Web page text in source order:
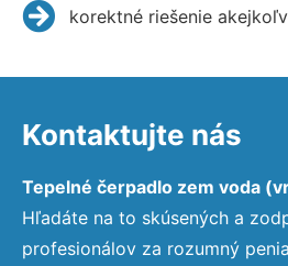
korektné riešenie
Kontaktujte nás
Tepelné čerpadlo zem voda
Hľadáte na to skúsených a
profesionálov za rozumný